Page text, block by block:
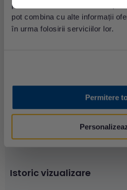
privire la modul în care folosiți
pot combina cu alte informații
în urma folosirii serviciilor lor.
Permitere
FT4 (Tiroxina libera);
Hemograma cu formula
a jeun (pe nemâncate).
Speciment recoltat:sânge
Istoric vizualizare